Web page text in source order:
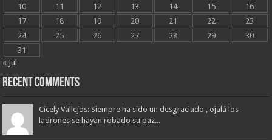
10
11 12 13 14 15
16
17
18 19 20 21 22
23
24
25 26 27 28 29
30
31
« Jul
Recent Comments
Cicely Vallejos: Siempre ha sido un desgraciado , ojalá los
ladrones se hayan robado su paz...